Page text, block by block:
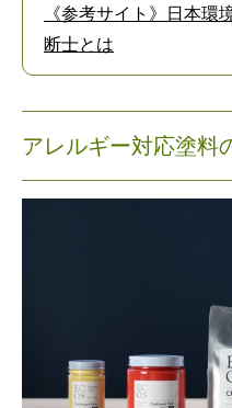
《参考サイト》日本環
断士とは
アレルギー対応塗料